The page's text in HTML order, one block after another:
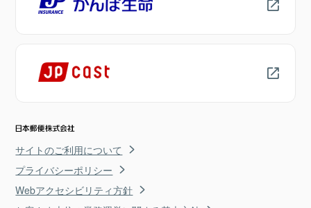
サイトのご利用について
プライバシーポリシー
Webアクセシビリティ方針